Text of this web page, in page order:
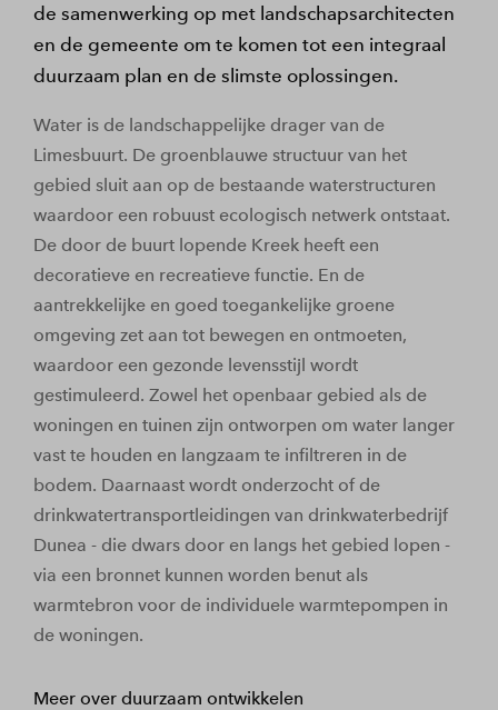
de samenwerking op met landschapsarchitecten
en de gemeente om te komen tot een integraal
duurzaam plan en de slimste oplossingen.
Water is de landschappelijke drager van de
Limesbuurt. De groenblauwe structuur van het
gebied sluit aan op de bestaande waterstructuren
waardoor een robuust ecologisch netwerk ontstaat.
De door de buurt lopende Kreek heeft een
decoratieve en recreatieve functie. En de
aantrekkelijke en goed toegankelijke groene
omgeving zet aan tot bewegen en ontmoeten,
waardoor een gezonde levensstijl wordt
gestimuleerd. Zowel het openbaar gebied als de
woningen en tuinen zijn ontworpen om water langer
vast te houden en langzaam te infiltreren in de
bodem. Daarnaast wordt onderzocht of de
drinkwatertransportleidingen van drinkwaterbedrijf
Dunea - die dwars door en langs het gebied lopen -
via een bronnet kunnen worden benut als
warmtebron voor de individuele warmtepompen in
de woningen.
Meer over duurzaam ontwikkelen